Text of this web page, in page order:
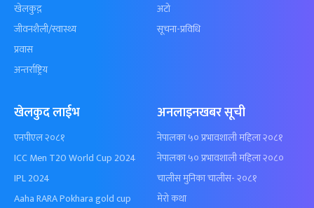
खेलकुद़़
जीवनशैली/स्वास्थ्य
प्रवास
अन्तर्राष्ट्रिय
अटो
सूचना-प्रविधि
खेलकुद लाईभ
एनपीएल २०८१
ICC Men T20 World Cup 2024
IPL 2024
Aaha RARA Pokhara gold cup
अनलाइनखबर सूची
नेपालका ५० प्रभावशाली महिला २०८१
नेपालका ५० प्रभावशाली महिला २०८०
चालीस मुनिका चालीस- २०८१
मेरो कथा